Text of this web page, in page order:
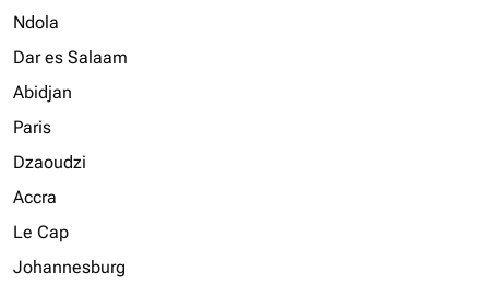
Ndola
Dar es Salaam
Abidjan
Paris
Dzaoudzi
Accra
Le Cap
Johannesburg